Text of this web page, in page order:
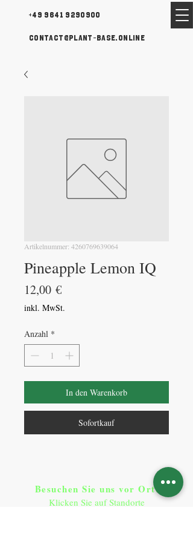
+49 9641 9290900
contact@plant-base.online
Artikelnummer: 4260769639064
Pineapple Lemon IQ
12,00 €Preis
inkl. MwSt.
Anzahl *
In den Warenkorb
Sofortkauf
Besuchen Sie uns vor Ort​:
Klicken Sie auf Standorte